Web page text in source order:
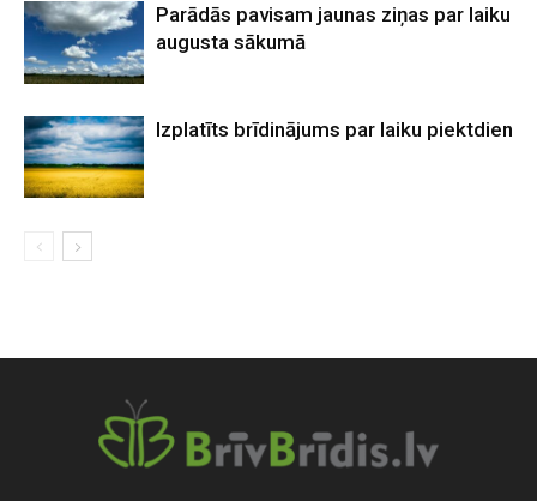
Parādās pavisam jaunas ziņas par laiku
augusta sākumā
Izplatīts brīdinājums par laiku piektdien